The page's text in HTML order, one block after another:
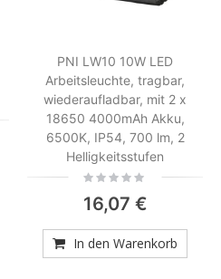
PNI LW10 10W LED
Arbeitsleuchte, tragbar,
wiederaufladbar, mit 2 x
18650 4000mAh Akku,
6500K, IP54, 700 lm, 2
Helligkeitsstufen
Rating:
16,07 €
In den Warenkorb